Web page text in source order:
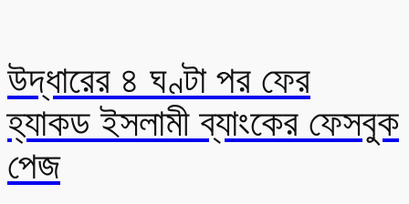
উদ্ধারের ৪ ঘণ্টা পর ফের
হ্যাকড ইসলামী ব্যাংকের ফেসবুক
পেজ